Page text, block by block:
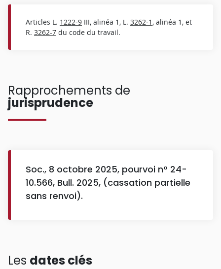
Articles L. 1222-9 III, alinéa 1, L. 3262-1 , alinéa 1, et
R. 3262-7 du code du travail.
Rapprochements de
jurisprudence
Soc., 8 octobre 2025, pourvoi n° 24-
10.566, Bull. 2025, (cassation partielle
sans renvoi).
Les dates clés